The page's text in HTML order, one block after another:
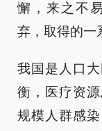
懈，来之不
弃，取得的一
我国是人口
衡，医疗资
规模人群感